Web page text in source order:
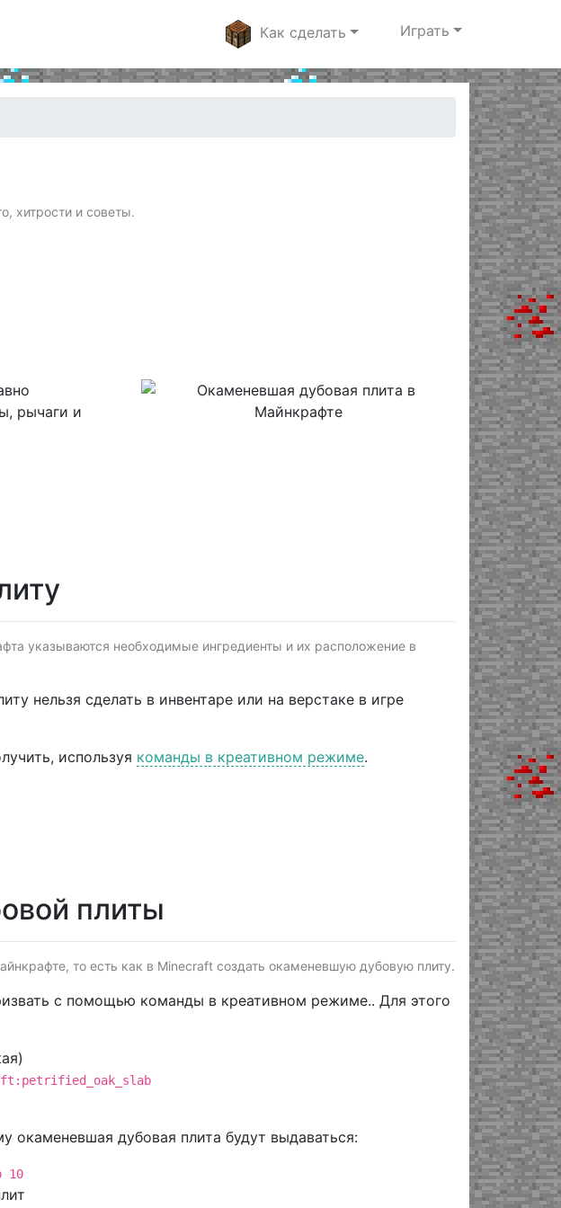
Как сделать Играть
хитрости и советы.
рычаги и
указываются необходимые ингредиенты и их расположение в
нельзя сделать в инвентаре или на верстаке в игре
используя команды в креативном режиме.
плиты
то есть как в Minecraft создать окаменевшую дубовую плиту.
с помощью команды в креативном режиме.. Для этого
окаменевшая дубовая плита будут выдаваться:
10